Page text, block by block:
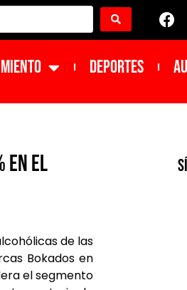
DEPORTES
en el
de las
Bokados en
el segmento